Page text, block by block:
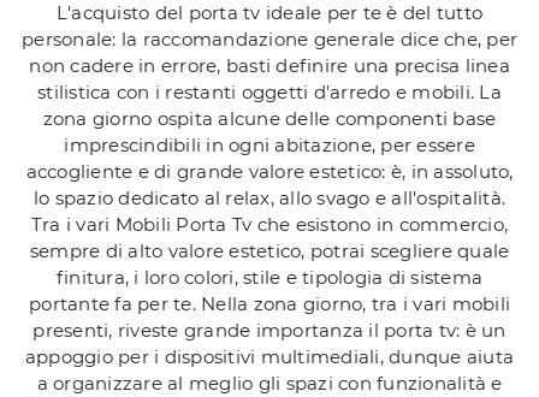
L'acquisto del porta tv ideale per te è del tutto
personale: la raccomandazione generale dice che, per
non cadere in errore, basti definire una precisa linea
stilistica con i restanti oggetti d'arredo e mobili. La
zona giorno ospita alcune delle componenti base
imprescindibili in ogni abitazione, per essere
accogliente e di grande valore estetico: è, in assoluto,
lo spazio dedicato al relax, allo svago e all'ospitalità.
Tra i vari Mobili Porta Tv che esistono in commercio,
sempre di alto valore estetico, potrai scegliere quale
finitura, i loro colori, stile e tipologia di sistema
portante fa per te. Nella zona giorno, tra i vari mobili
presenti, riveste grande importanza il porta tv: è un
appoggio per i dispositivi multimediali, dunque aiuta
a organizzare al meglio gli spazi con funzionalità e